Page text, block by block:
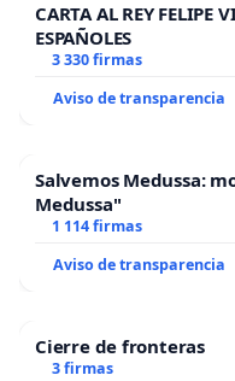
CARTA AL REY FELIPE
ESPAÑOLES
3 330 firmas
Aviso de transparencia
Salvemos Medussa:
Medussa"
1 114 firmas
Aviso de transparencia
Cierre de fronteras
3 firmas